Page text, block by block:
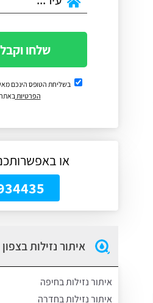
שלחו
בשליחת הטופס הינכם
הפרטיות
או
איתור נזילות בצפון
איתור נזילות בחיפה
איתור נזילות בחדרה